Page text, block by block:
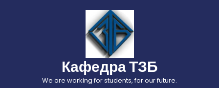
Кафедра ТЗБ
We are working for students, for our future.